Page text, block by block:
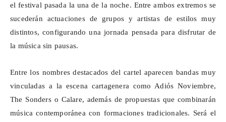
elfestival pasada la una de la noche. Entre ambos extremos se
sucederán actuaciones de grupos y artistas de estilos muy
distintos, configurando una jornada pensada para disfrutar de
la música sin pausas.
Entre los nombres destacados del cartel aparecen bandas muy
vinculadas a la escena cartagenera como Adiós Noviembre,
The Sonders o Calare, además de propuestas que combinarán
música contemporánea con formaciones tradicionales. Será el